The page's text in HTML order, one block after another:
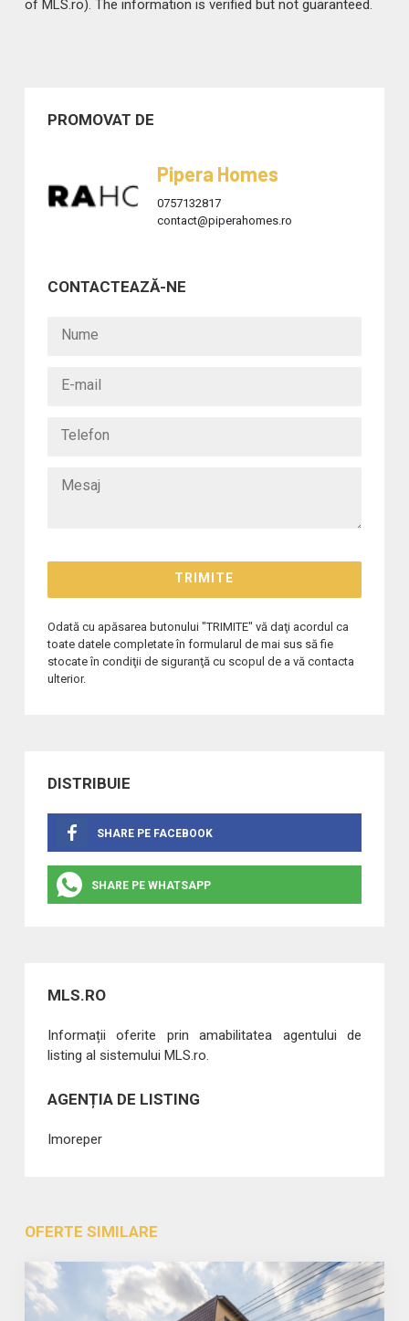
of MLS.ro). The information is verified but not guaranteed.
PROMOVAT DE
Pipera Homes
0757132817
contact@piperahomes.ro
CONTACTEAZĂ-NE
Odată cu apăsarea butonului "TRIMITE" vă daţi acordul ca
toate datele completate în formularul de mai sus să fie
stocate în condiţii de siguranţă cu scopul de a vă contacta
ulterior.
DISTRIBUIE
SHARE PE FACEBOOK
SHARE PE WHATSAPP
MLS.RO
Informații oferite prin amabilitatea agentului de
listing al sistemului MLS.ro.
AGENȚIA DE LISTING
Imoreper
OFERTE SIMILARE